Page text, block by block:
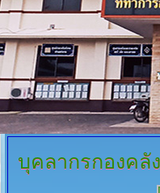
บุคลากรกองคลัง